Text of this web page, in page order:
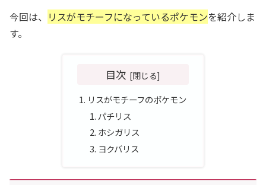
今回は、 リスがモチーフになっているポケモンを紹介しま
す。
目次
リスがモチーフのポケモン
パチリス
ホシガリス
ヨクバリス